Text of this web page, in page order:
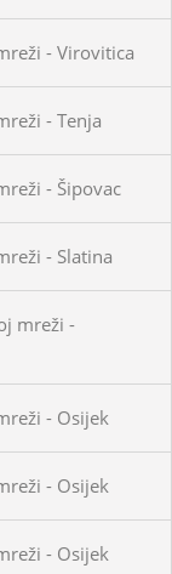
- Virovitica
- Tenja
- Šipovac
- Slatina
mreži -
- Osijek
- Osijek
- Osijek